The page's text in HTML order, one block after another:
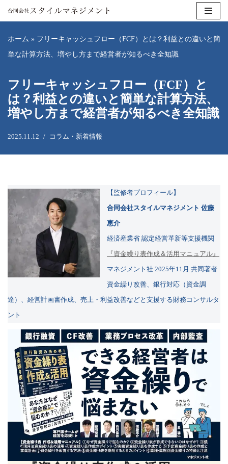
ン
テ
ツ
へ
ス
キ
ホーム » フリーキャッシュフロー（FCF）とは？利益との違いと簡
単な計算方法、増やし方まで経営者が知るべき全知識
フリーキャッシュフロー（FCF）と
は？利益との違いと簡単な計算方法、
増やし方まで経営者が知るべき全知識
2025.11.12 コラム・新着情報
【監修者プロフィール】
合同会社スタイルマネジメント 佐藤
恵介
経済産業省 認定経営革新等支援機関
『資金繰り表作成＆活用マニュアル』
マネジメント社 2025年11月 共同著者
資金繰り改善、銀行対応（資金調
達）、経営計画書作成、売上・利益改善などと支援する財務コンサルタ
ント